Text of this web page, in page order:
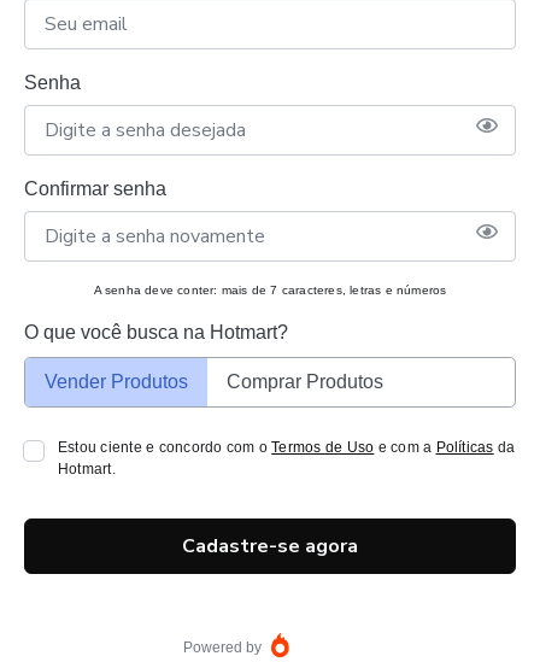
Senha
Confirmar senha
A senha deve conter: mais de 7 caracteres, letras e números
O que você busca na Hotmart?
Vender Produtos Comprar Produtos
Estou ciente e concordo com oTermos de Uso e com a Políticas da
Hotmart.
Cadastre-se agora
Powered by